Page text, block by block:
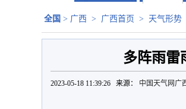
全国 > 广西 > 广西首页 > 天气形势
多阵雨雷
2023-05-18 11:39:26 来源： 中国天气网广